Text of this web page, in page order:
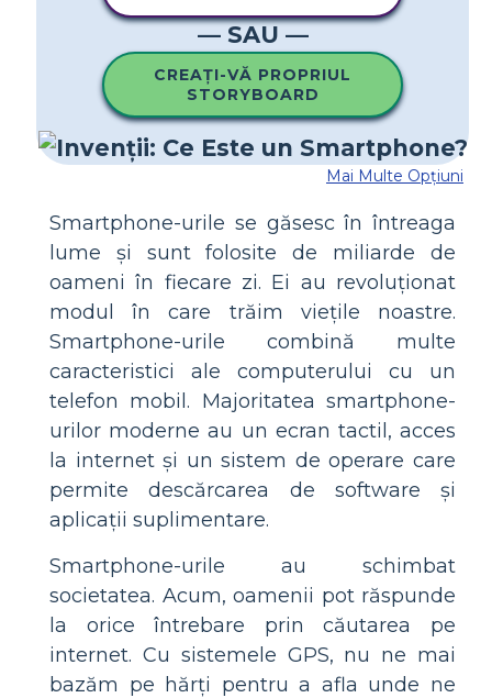
— SAU —
CREAȚI-VĂ PROPRIUL
STORYBOARD
Mai Multe Opțiuni
Smartphone-urile se găsesc în întreaga
lume și sunt folosite de miliarde de
oameni în fiecare zi. Ei au revoluționat
modul în care trăim viețile noastre.
Smartphone-urile combină multe
caracteristici ale computerului cu un
telefon mobil. Majoritatea smartphone-
urilor moderne au un ecran tactil, acces
la internet și un sistem de operare care
permite descărcarea de software și
aplicații suplimentare.
Smartphone-urile au schimbat
societatea. Acum, oamenii pot răspunde
la orice întrebare prin căutarea pe
internet. Cu sistemele GPS, nu ne mai
bazăm pe hărți pentru a afla unde ne